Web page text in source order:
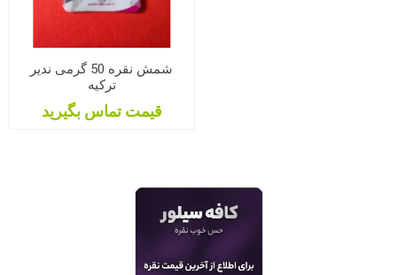
شمش نقره 50 گرمی ندیر
ترکیه
قیمت تماس بگیرید